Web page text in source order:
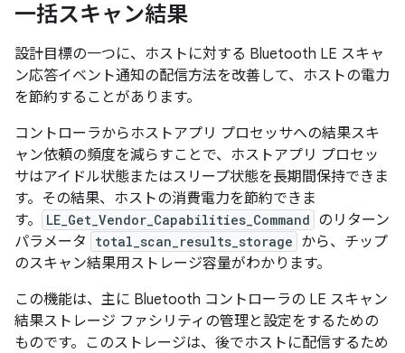
一括スキャン結果
設計目標の一つに、ホストに対する Bluetooth LE スキャ
ン応答イベント通知の配信方法を改善して、ホストの電力
を節約することがあります。
コントローラからホストアプリ プロセッサへの結果スキ
ャン依頼の頻度を減らすことで、ホストアプリ プロセッ
サはアイドル状態またはスリープ状態を長期間保持できま
す。その結果、ホストの消費電力を節約できま
す。
LE_Get_Vendor_Capabilities_Command のリターン
パラメータ
total_scan_results_storage から、チップ
のスキャン結果用ストレージ容量がわかります。
この機能は、主に Bluetooth コントローラの LE スキャン
結果ストレージ ファシリティの管理と設定をするための
ものです。このストレージは、後でホストに配信するため